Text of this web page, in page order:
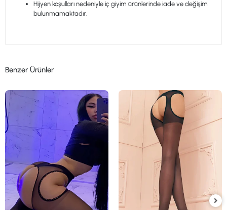
Hijyen koşulları nedeniyle iç giyim ürünlerinde iade ve değişim
bulunmamaktadır.
Benzer Ürünler